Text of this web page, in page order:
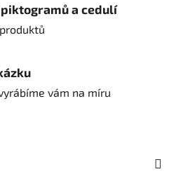
a cedulí
vám na míru